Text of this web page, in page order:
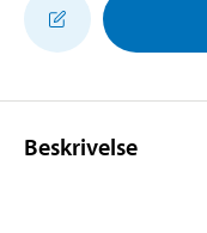
Beskrivelse